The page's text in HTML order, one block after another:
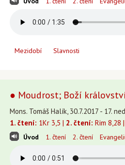
Mezidobí Slavnosti
● Moudrost; Boží
Mons. Tomáš Halík, 30.7.2017 - 17.
1. čtení: 1Kr 3,5 | 2. čtení: Rim 8,28 |
Úvod 1. čtení 2. čtení